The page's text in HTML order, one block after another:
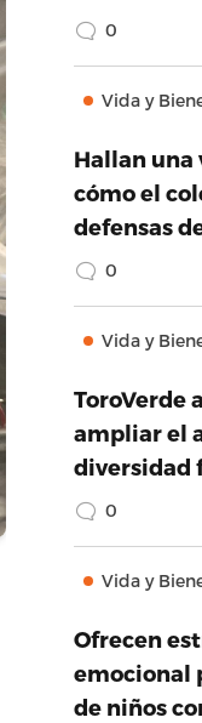
0
Vida y
Hallan una
cómo el
defensas
0
Vida y
ToroVerde
ampliar el
diversidad
0
Vida y
Ofrecen
emocional
de niños